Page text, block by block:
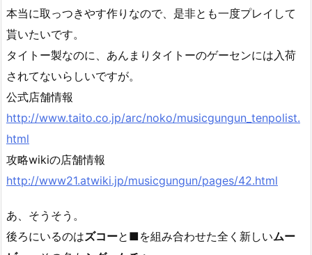
本当に取っつきやす作りなので、是非とも一度プレイして
貰いたいです。
タイトー製なのに、あんまりタイトーのゲーセンには入荷
されてないらしいですが。
公式店舗情報
http://www.taito.co.jp/arc/noko/musicgungun_tenpolist.
html
攻略wikiの店舗情報
http://www21.atwiki.jp/musicgungun/pages/42.html
あ、そうそう。
後ろにいるのはズコーと ■を組み合わせた全く新しいムー